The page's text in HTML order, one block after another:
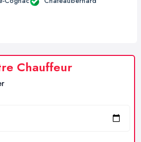
Chauffeur